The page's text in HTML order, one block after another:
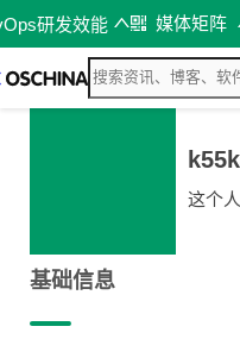
研发效能 媒体矩阵
这个
基础信息